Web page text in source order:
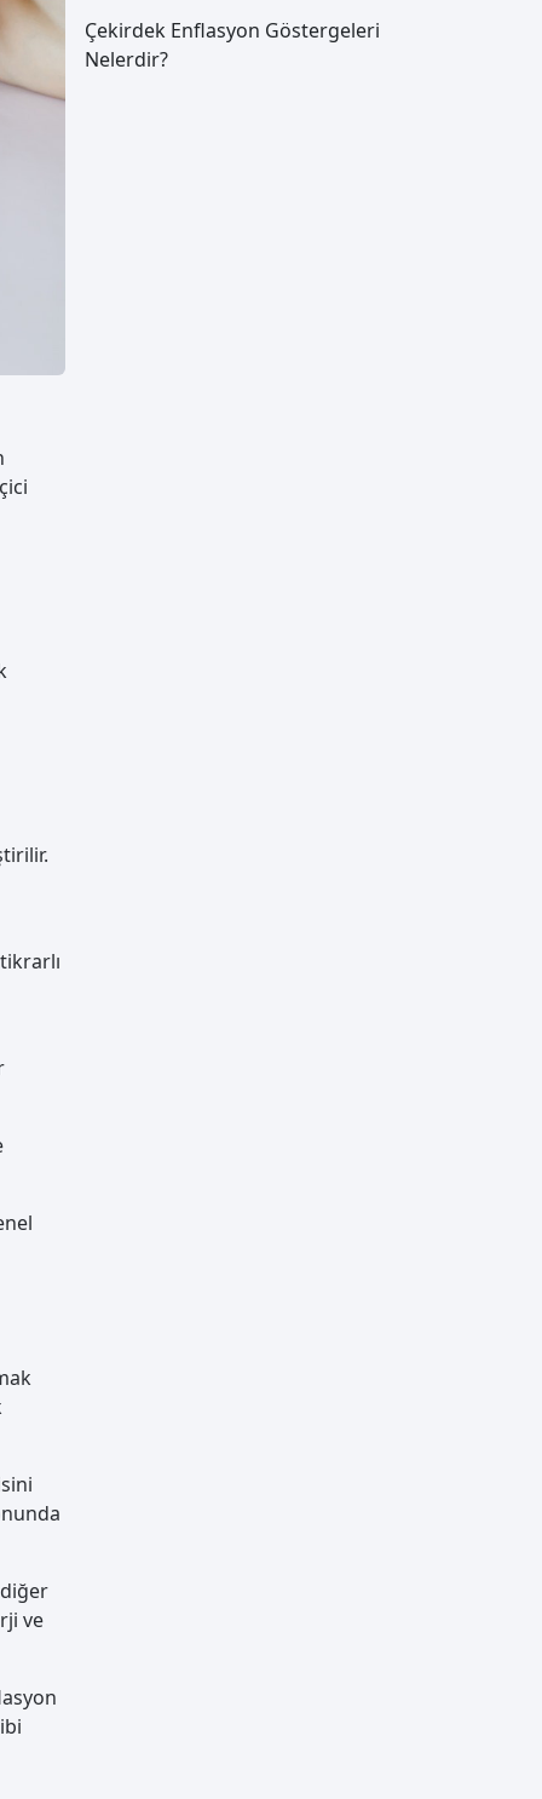
ve
Çekirdek Enflasyon Göstergeleri
Nelerdir?